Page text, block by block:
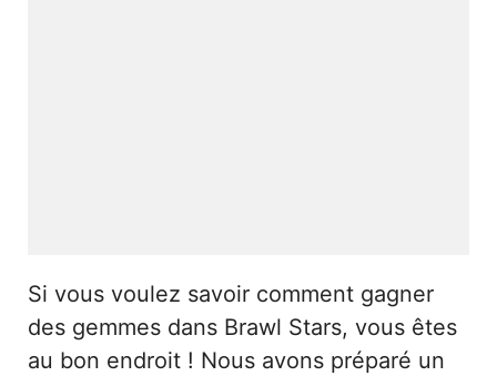
Si vous voulez savoir comment gagner
des gemmes dans Brawl Stars, vous êtes
au bon endroit ! Nous avons préparé un